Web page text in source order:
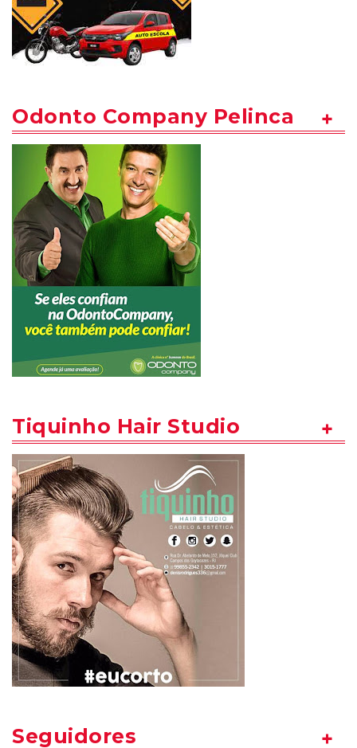
Odonto Company Pelinca
Tiquinho Hair Studio
Seguidores